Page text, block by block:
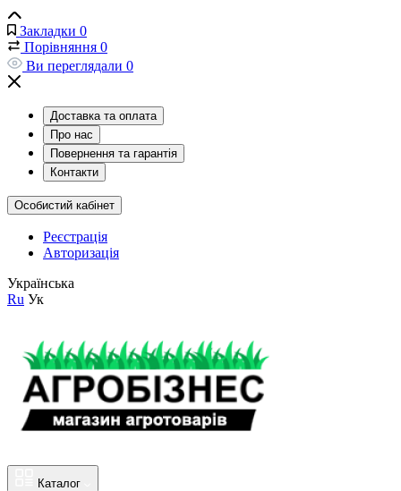
Закладки 0
Порівняння 0
Ви переглядали 0
Доставка та оплата
Про нас
Повернення та гарантія
Контакти
Особистий кабінет
Реєстрація
Авторизація
Українська
Ru Ук
Каталог